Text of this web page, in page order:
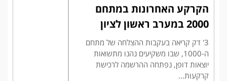
הקרקע האחרונות במתחם
2000 במערב ראשון לציון
3' דק קריאה בעקבות ההצלחה של מתחם
ה-1000, שבו משקיעים נהנו מתשואות
יוצאות דופן, נפתחה ההרשמה לרכישת
קרקעות...